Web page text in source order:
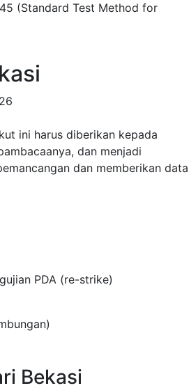
(Standard Test Method for
ini harus diberikan kepada
dan menjadi
dan memberikan data
PDA (re-strike)
Bekasi